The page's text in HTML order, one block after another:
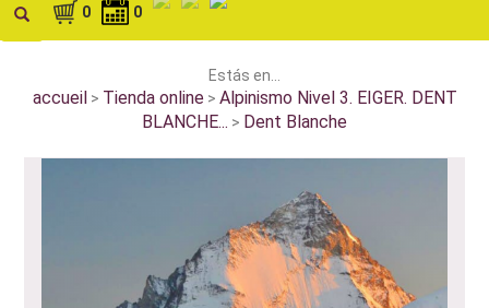
0 0
Estás en...
accueil > Tienda online> Alpinismo Nivel 3. EIGER. DENT
BLANCHE... > Dent Blanche